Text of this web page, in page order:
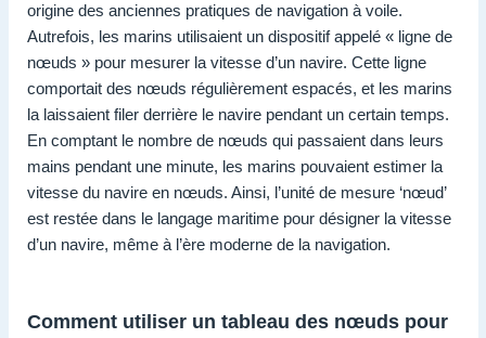
origine des anciennes pratiques de navigation à voile.
Autrefois, les marins utilisaient un dispositif appelé « ligne de
nœuds » pour mesurer la vitesse d’un navire. Cette ligne
comportait des nœuds régulièrement espacés, et les marins
la laissaient filer derrière le navire pendant un certain temps.
En comptant le nombre de nœuds qui passaient dans leurs
mains pendant une minute, les marins pouvaient estimer la
vitesse du navire en nœuds. Ainsi, l’unité de mesure ‘nœud’
est restée dans le langage maritime pour désigner la vitesse
d’un navire, même à l’ère moderne de la navigation.
Comment utiliser un tableau des nœuds pour